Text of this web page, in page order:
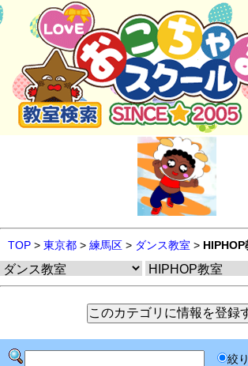
TOP > 東京都 > 練馬区 > ダンス教室 > HIPHOP
絞